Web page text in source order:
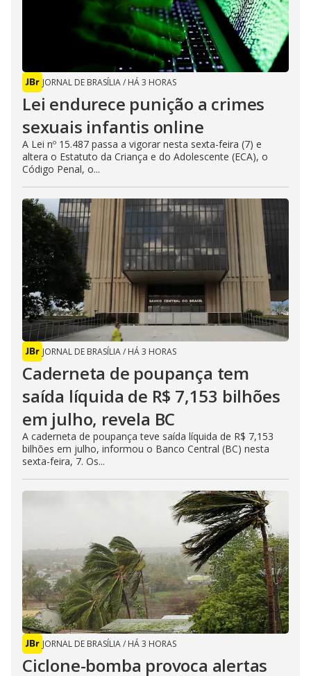
JORNAL DE BRASÍLIA/ HÁ 3 HORAS
Lei endurece punição a crimes
sexuais infantis online
A Lei nº 15.487 passa a vigorar nesta sexta-feira (7) e
altera o Estatuto da Criança e do Adolescente (ECA), o
Código Penal, o...
JORNAL DE BRASÍLIA/ HÁ 3 HORAS
Caderneta de poupança tem
saída líquida de R$ 7,153 bilhões
em julho, revela BC
A caderneta de poupança teve saída líquida de R$ 7,153
bilhões em julho, informou o Banco Central (BC) nesta
sexta-feira, 7. Os...
JORNAL DE BRASÍLIA/ HÁ 3 HORAS
Ciclone-bomba provoca alertas